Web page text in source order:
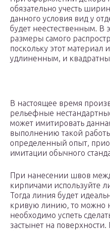
обязательно учесть
данного условия вид у
будет неестественным. В
размеры самого
поскольку этот материал
удлиненным, и
В настоящее время
рельефные
может имитировать
выполнению такой
определенный опыт,
имитации обычного
При нанесении швов
кирпичами используйте
Тогда линия будет
кривую линию, то можно
необходимо успеть
застынет на